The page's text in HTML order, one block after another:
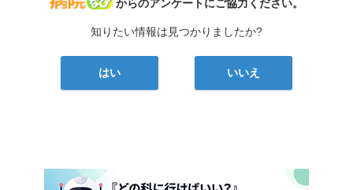
からのアンケートにご協力ください。
知りたい情報は見つかりましたか?
はい いいえ